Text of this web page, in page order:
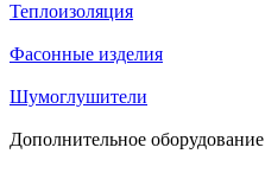
Теплоизоляция
Фасонные изделия
Шумоглушители
Дополнительное оборудование